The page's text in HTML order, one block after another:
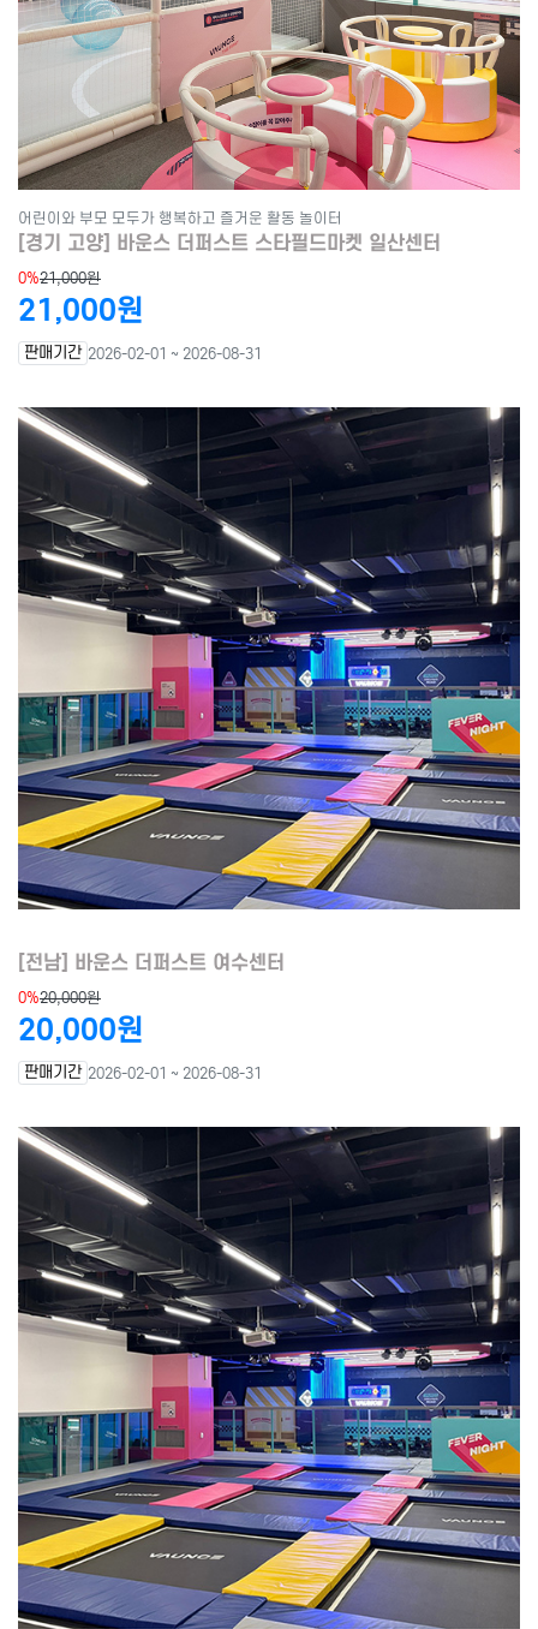
어린이와 부모 모두가 행복하고 즐거운 활동 놀이터
[경기 고양] 바운스 더퍼스트 스타필드마켓 일산센터
0%21,000원
21,000원
판매기간 2026-02-01 ~ 2026-08-31
[전남] 바운스 더퍼스트 여수센터
0%20,000원
20,000원
판매기간 2026-02-01 ~ 2026-08-31